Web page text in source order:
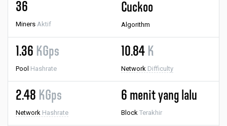
36
Miners Aktif
Cuckoo
Algorithm
1.36 KGps
Pool Hashrate
10.84 K
Network Difficulty
2.48 KGps
Network Hashrate
6 menit yang lalu
Block Terakhir